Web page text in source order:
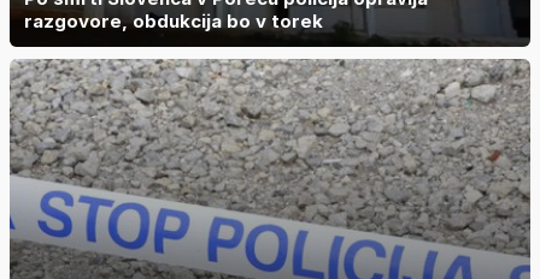
razgovore, obdukcija bo v torek